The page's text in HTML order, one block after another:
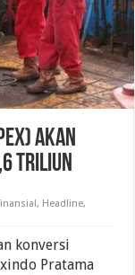
Akan
Triliun
, Headline,
konversi
Pratama